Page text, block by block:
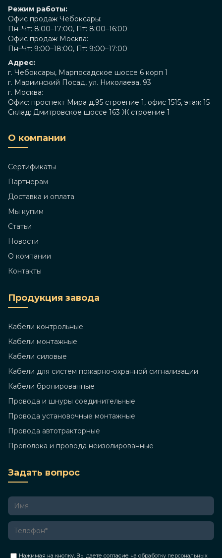
Режим работы:
Офис продаж Чебоксары:
Пн–Чт: 8:00–17:00, Пт: 8:00–16:00
Офис продаж Москва:
Пн–Чт: 9:00–18:00, Пт: 9:00–17:00
Адрес:
г. Чебоксары, Марпосадское шоссе 6 корп 1
г. Мариинский Посад, ул. Николаева, 93
г. Москва:
Офис: проспект Мира д.95 строение 1, офис 1515, этаж 15
Склад: Дмитровское шоссе 163 Ж строение 1
О компании
Сертификаты
Партнерам
Доставка и оплата
Мы купим
Статьи
Новости
О компании
Контакты
Продукция завода
Кабели контрольные
Кабели монтажные
Кабели силовые
Кабели для систем пожарно-охранной сигнализации
Кабели бронированные
Провода и шнуры соединительные
Провода установочные монтажные
Провода автотракторные
Проволока и провода неизолированные
Задать вопрос
Нажимая на кнопку, Вы даете согласие на обработку персональных